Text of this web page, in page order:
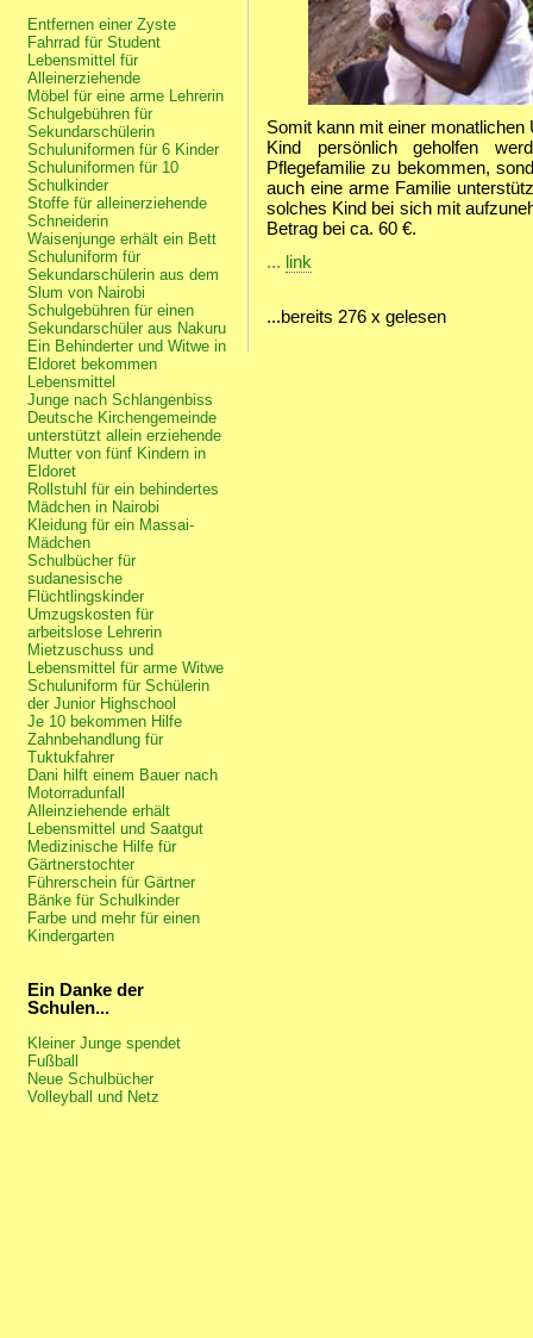
Entfernen einer Zyste
Fahrrad für Student
Lebensmittel für
Alleinerziehende
Möbel für eine arme Lehrerin
Schulgebühren für
Sekundarschülerin
Schuluniformen für 6 Kinder
Schuluniformen für 10
Schulkinder
Stoffe für alleinerziehende
Schneiderin
Waisenjunge erhält ein Bett
Schuluniform für
Sekundarschülerin aus dem
Slum von Nairobi
Schulgebühren für einen
Sekundarschüler aus Nakuru
Ein Behinderter und Witwe in
Eldoret bekommen
Lebensmittel
Junge nach Schlangenbiss
Deutsche Kirchengemeinde
unterstützt allein erziehende
Mutter von fünf Kindern in
Eldoret
Rollstuhl für ein behindertes
Mädchen in Nairobi
Kleidung für ein Massai-
Mädchen
Schulbücher für
sudanesische
Flüchtlingskinder
Umzugskosten für
arbeitslose Lehrerin
Mietzuschuss und
Lebensmittel für arme Witwe
Schuluniform für Schülerin
der Junior Highschool
Je 10 bekommen Hilfe
Zahnbehandlung für
Tuktukfahrer
Dani hilft einem Bauer nach
Motorradunfall
Alleinziehende erhält
Lebensmittel und Saatgut
Medizinische Hilfe für
Gärtnerstochter
Führerschein für Gärtner
Bänke für Schulkinder
Farbe und mehr für einen
Kindergarten
Ein Danke der
Schulen...
Kleiner Junge spendet
Fußball
Neue Schulbücher
Volleyball und Netz
Somit kann mit einer
Kind persönlich geholfen
Pflegefamilie zu bekommen,
auch eine arme Familie
solches Kind bei sich mit
Betrag bei ca. 60 €.
... link
...bereits 276 x gelesen